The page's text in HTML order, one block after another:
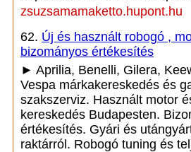
zsuzsamamaketto.hupont.hu
62. Új és használt robogó ,
bizományos értékesítés
► Aprilia, Benelli, Gilera,
Vespa márkakereskedés és
szakszerviz. Használt motor
kereskedés Budapesten.
értékesítés. Gyári és
raktárról. Robogó tuning és